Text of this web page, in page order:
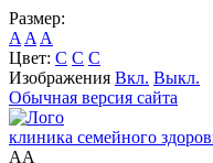
Размер:
A A A
Цвет: C C C
Изображения Вкл. Выкл.
Обычная версия сайта
клиника семейного
AA